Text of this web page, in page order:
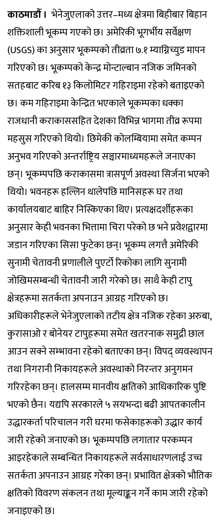
काठमाडौँ । भेनेजुएलाको उत्तर–मध्य क्षेत्रमा बिहीबार बिहान
शक्तिशाली भूकम्प गएको छ। अमेरिकी भूगर्भीय सर्वेक्षण
(USGS) का अनुसार भूकम्पको तीव्रता ७.१ म्याग्निच्युड मापन
गरिएको छ। भूकम्पको केन्द्र मोन्टाल्बान नजिक जमिनको
सतहबाट करिब १३ किलोमिटर गहिराइमा रहेको बताइएको
छ। कम गहिराइमा केन्द्रित भएकाले भूकम्पका धक्का
राजधानी कराकाससहित देशका विभिन्न भागमा तीव्र रूपमा
महसुस गरिएको थियो। छिमेकी कोलम्बियामा समेत कम्पन
अनुभव गरिएको अन्तर्राष्ट्रिय सञ्चारमाध्यमहरूले जनाएका
छन्। भूकम्पपछि कराकासमा त्रासपूर्ण अवस्था सिर्जना भएको
थियो। भवनहरू हल्लिन थालेपछि मानिसहरू घर तथा
कार्यालयबाट बाहिर निस्किएका थिए। प्रत्यक्षदर्शीहरूका
अनुसार केही भवनका भित्तामा चिरा परेको छ भने प्रवेशद्वारमा
जडान गरिएका सिसा फुटेका छन्। भूकम्प लगत्तै अमेरिकी
सुनामी चेतावनी प्रणालीले पुएर्टो रिकोका लागि सुनामी
जोखिमसम्बन्धी चेतावनी जारी गरेको छ। साथै केही टापु
क्षेत्रहरूमा सतर्कता अपनाउन आग्रह गरिएको छ।
अधिकारीहरूले भेनेजुएलाको तटीय क्षेत्र नजिक रहेका अरुबा,
कुरासाओ र बोनेयर टापुहरूमा समेत खतरनाक समुद्री छाल
आउन सक्ने सम्भावना रहेको बताएका छन्। विपद् व्यवस्थापन
तथा निगरानी निकायहरूले अवस्थाको निरन्तर अनुगमन
गरिरहेका छन्। हालसम्म मानवीय क्षतिको आधिकारिक पुष्टि
भएको छैन। यद्यपि सरकारले ५ सयभन्दा बढी आपतकालीन
उद्धारकर्ता परिचालन गरी घरमा फसेकाहरूको उद्धार कार्य
जारी रहेको जनाएको छ। भूकम्पपछि लगातार परकम्पन
आइरहेकाले सम्बन्धित निकायहरूले सर्वसाधारणलाई उच्च
सतर्कता अपनाउन आग्रह गरेका छन्। प्रभावित क्षेत्रको भौतिक
क्षतिको विवरण संकलन तथा मूल्याङ्कन गर्ने काम जारी रहेको
जनाइएको छ।